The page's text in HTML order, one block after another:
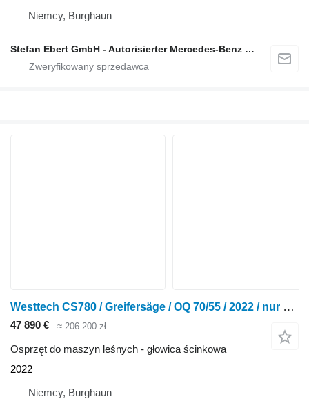
Niemcy, Burghaun
Stefan Ebert GmbH - Autorisierter Mercedes-Benz Servicepartner
Westtech CS780 / Greifersäge / OQ 70/55 / 2022 / nur 93h
47 890 € ≈ 206 200 zł
Osprzęt do maszyn leśnych - głowica ścinkowa
2022
Niemcy, Burghaun